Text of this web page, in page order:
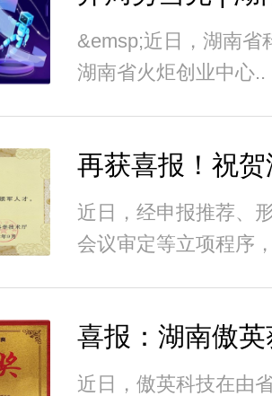
&emsp;近日，湖南省
湖南省火炬创业中心..
近日，经申报推荐、
会议审定等立项程序
近日，傲英科技在由